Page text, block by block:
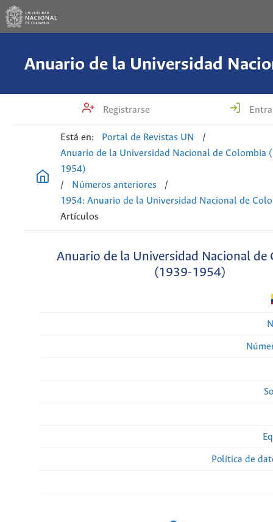
Registrarse
Está en: Portal de Revistas UN
/
Anuario de la Universidad Nacional de Colombia
1954)
/
Números anteriores
/
1954: Anuario de la Universidad Nacional de
Artículos
Anuario de la Universidad Nacional de
(1939-1954)
Política de